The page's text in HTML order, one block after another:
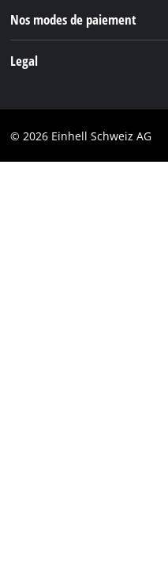
Nos modes de paiement
Legal
Marque
© 2026 Einhell Schweiz AG